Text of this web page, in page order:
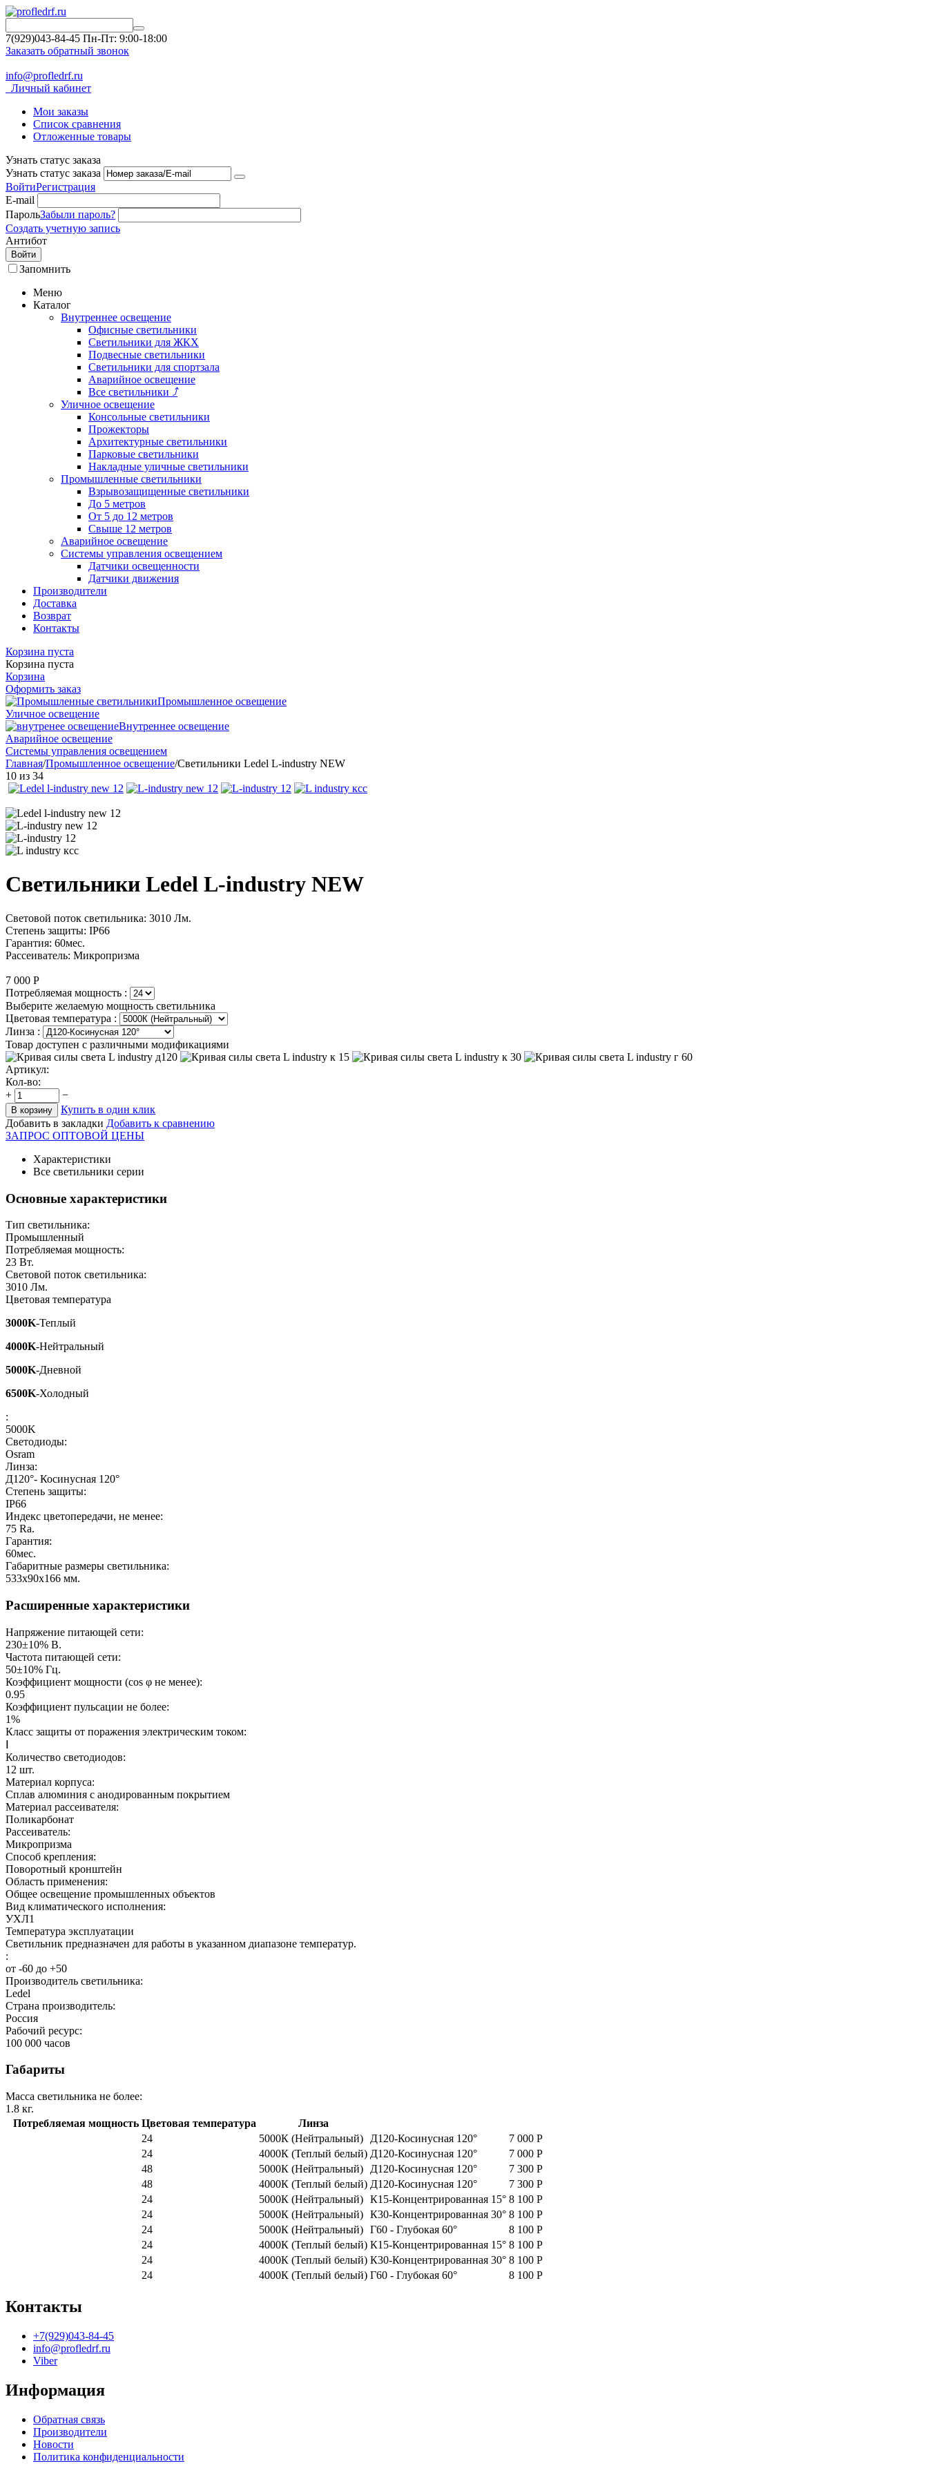
7(929)043-84-45 Пн-Пт: 9:00-18:00
Заказать обратный звонок
info@profledrf.ru
Личный кабинет
Мои заказы
Список сравнения
Отложенные товары
Узнать статус заказа
Узнать статус заказа
ВойтиРегистрация
E-mail
ПарольЗабыли пароль?
Создать учетную запись
Антибот
Войти
Запомнить
Меню
Каталог
Внутреннее освещение
Офисные светильники
Светильники для ЖКХ
Подвесные светильники
Светильники для спортзала
Аварийное освещение
Все светильники ⤴
Уличное освещение
Консольные светильники
Прожекторы
Архитектурные светильники
Парковые светильники
Накладные уличные светильники
Промышленные светильники
Взрывозащищенные светильники
До 5 метров
От 5 до 12 метров
Свыше 12 метров
Аварийное освещение
Системы управления освещением
Датчики освещенности
Датчики движения
Производители
Доставка
Возврат
Контакты
Корзина пуста
Корзина пуста
Корзина
Оформить заказ
Промышленное освещение
Уличное освещение
Внутреннее освещение
Аварийное освещение
Системы управления освещением
Главная/Промышленное освещение/Светильники Ledel L-industry NEW
10 из 34
Светильники Ledel L-industry NEW
Световой поток светильника: 3010 Лм.
Степень защиты: IP66
Гарантия: 60мес.
Рассеиватель: Микропризма
7 000 Р
Потребляемая мощность :
Выберите желаемую мощность светильника
Цветовая температура :
Линза :
Товар доступен с различными модификациями
Артикул:
Кол-во:
+
−
В корзину
Купить в один клик
Добавить в закладки Добавить к сравнению
ЗАПРОС ОПТОВОЙ ЦЕНЫ
Характеристики
Все светильники серии
Основные характеристики
Тип светильника:
Промышленный
Потребляемая мощность:
23 Вт.
Световой поток светильника:
3010 Лм.
Цветовая температура
3000K-Теплый
4000K-Нейтральный
5000K-Дневной
6500K-Холодный
:
5000K
Светодиоды:
Osram
Линза:
Д120°- Косинусная 120°
Степень защиты:
IP66
Индекс цветопередачи, не менее:
75 Ra.
Гарантия:
60мес.
Габаритные размеры светильника:
533х90х166 мм.
Расширенные характеристики
Напряжение питающей сети:
230±10% В.
Частота питающей сети:
50±10% Гц.
Коэффициент мощности (cos φ не менее):
0.95
Коэффициент пульсации не более:
1%
Класс защиты от поражения электрическим током:
Количество светодиодов:
12 шт.
Материал корпуса:
Сплав алюминия с анодированным покрытием
Материал рассеивателя:
Поликарбонат
Рассеиватель:
Микропризма
Способ крепления:
Поворотный кронштейн
Область применения:
Общее освещение промышленных объектов
Вид климатического исполнения:
УХЛ1
Температура эксплуатации
Светильник предназначен для работы в указанном диапазоне температур.
:
от -60 до +50
Производитель светильника:
Ledel
Страна производитель:
Россия
Рабочий ресурс:
100 000 часов
Габариты
Масса светильника не более:
1.8 кг.
Потребляемая мощность Цветовая температура
Линза
24
5000К (Нейтральный) Д120-Косинусная 120° 7 000 Р
24
4000К (Теплый белый) Д120-Косинусная 120° 7 000 Р
48
5000К (Нейтральный) Д120-Косинусная 120° 7 300 Р
48
4000К (Теплый белый) Д120-Косинусная 120° 7 300 Р
24
5000К (Нейтральный) К15-Концентрированная 15° 8 100 Р
24
5000К (Нейтральный) К30-Концентрированная 30° 8 100 Р
24
5000К (Нейтральный) Г60 - Глубокая 60° 8 100 Р
24
4000К (Теплый белый) К15-Концентрированная 15° 8 100 Р
24
4000К (Теплый белый) К30-Концентрированная 30° 8 100 Р
24
4000К (Теплый белый) Г60 - Глубокая 60° 8 100 Р
Контакты
+7(929)043-84-45
info@profledrf.ru
Viber
Информация
Обратная связь
Производители
Новости
Политика конфиденциальности